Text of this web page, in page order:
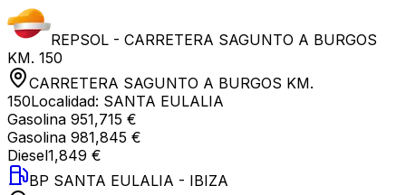
REPSOL - CARRETERA SAGUNTO A BURGOS
KM. 150
CARRETERA SAGUNTO A BURGOS KM.
150Localidad: SANTA EULALIA
Gasolina 951,715 €
Gasolina 981,845 €
Diesel1,849 €
BP SANTA EULALIA - IBIZA